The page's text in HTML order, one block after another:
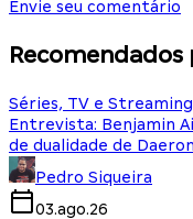
Envie seu comentário
Recomendados
Séries, TV e Streaming
Entrevista: Benjamin
de dualidade de
Pedro Siqueira
03.ago.26